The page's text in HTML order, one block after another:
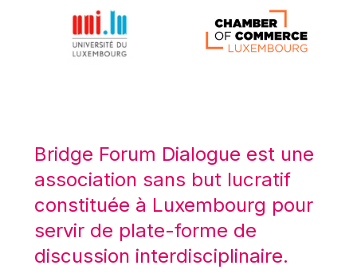
Lucas Papademos
Máire Geoghegan-Quinn
Mario Centeno
Mario Monti
Maroš ŠEFČOVIČ
Martin Bailey
Martine Reicherts
Bridge Forum Dialogue est une
association sans but lucratif
constituée à Luxembourg pour
servir de plate-forme de
discussion interdisciplinaire.